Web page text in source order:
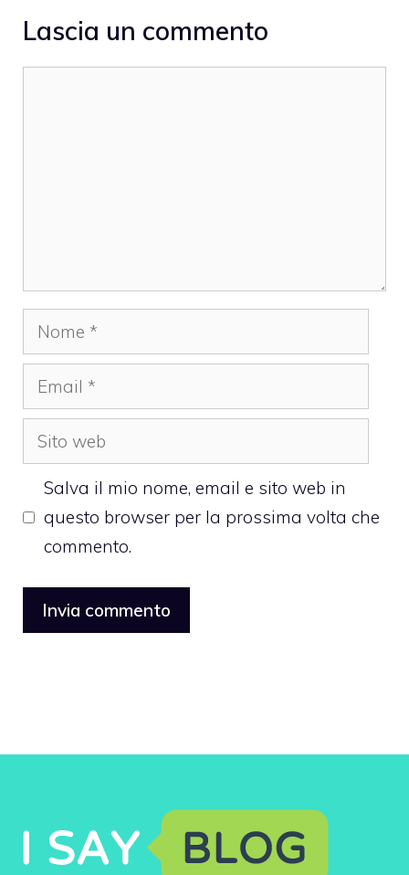
Lascia un commento
Nome
Email
Sito
web
Salva il mio nome, email e sito web in
questo browser per la prossima volta che
commento.